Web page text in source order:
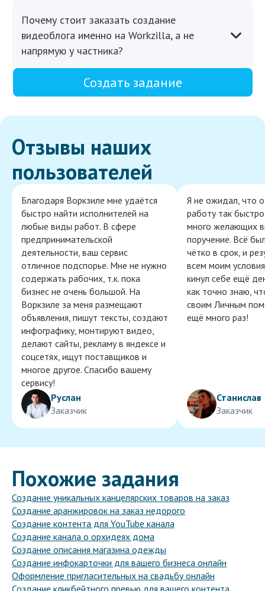
Почему стоит заказать создание
видеоблога именно на Workzilla, а не
напрямую у частника?
Создать задание
Отзывы наших
пользователей
Благодаря Воркзиле мне удаётся
быстро найти исполнителей на
любые виды работ. В сфере
предпринимательской
деятельности, ваш сервис
отличное подспорье. Мне не нужно
содержать рабочих, т.к. пока
бизнес не очень большой. На
Воркзиле за меня размещают
объявления, пишут тексты, создают
инфографику, монтируют видео,
делают сайты, рекламу в яндексе и
соцсетях, ищут поставщиков и
многое другое. Спасибо вашему
сервису!
Руслан
Заказчик
Я не ожидал, что
работу так
много желающих
поручение. Всё
чётко в срок, и
всем моим
кинул себе ещё
как точно знаю,
своим Личным
ещё много раз!
Станислав
Заказчик
Похожие задания
Создание уникальных канцелярских товаров на заказ
Создание аранжировок на заказ недорого
Создание контента для YouTube канала
Создание канала о орхидеях дома
Создание описания магазина одежды
Создание инфокарточки для вашего бизнеса онлайн
Оформление пригласительных на свадьбу онлайн